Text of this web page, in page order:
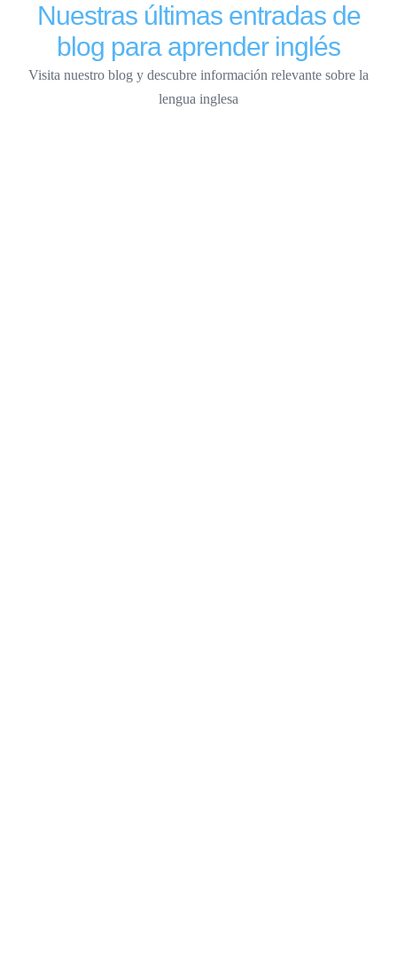
Nuestras últimas entradas de
blog para aprender inglés
Visita nuestro blog y descubre información relevante sobre la
lengua inglesa